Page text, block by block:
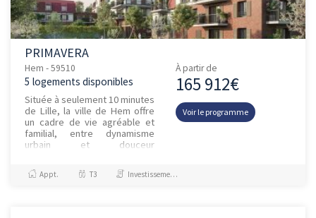
PRIMAVERA
Hem - 59510
5 logements disponibles
Située à seulement 10 minutes
de Lille, la ville de Hem offre
un cadre de vie agréable et
familial, entre dynamisme
urbain et douceur
Métropole Européenne de
Lil...
À partir de
165 912€
Voir le programme
Appt. T3 Investissement et Défiscalisation